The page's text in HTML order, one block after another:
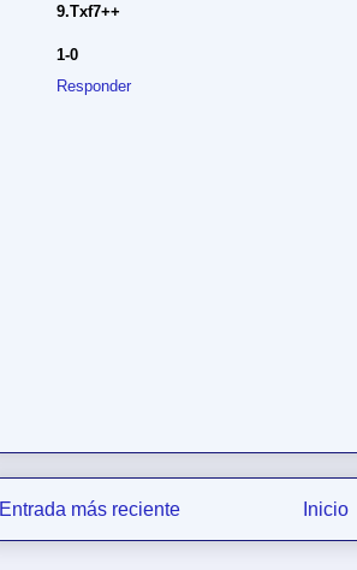
9.Txf7++
1-0
Responder
Entrada más reciente Inicio